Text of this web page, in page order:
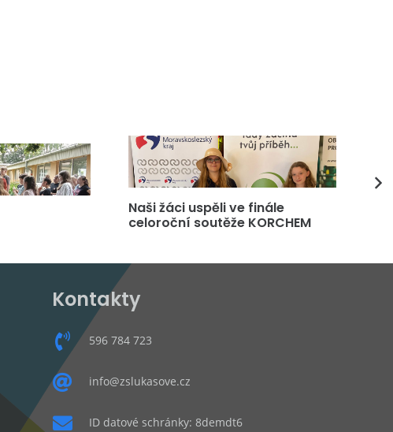
Naši žáci uspěli ve finále
celoroční soutěže KORCHEM
Kontakty
596 784 723
info@zslukasove.cz
ID datové schránky: 8demdt6